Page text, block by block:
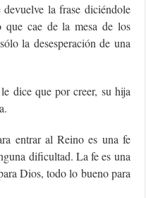
la frase diciéndole
cae de la mesa de los
la desesperación de una
dice que por creer, su hija
entrar al Reino es una fe
dificultad. La fe es una
Dios, todo lo bueno para